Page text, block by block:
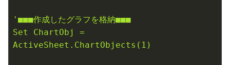
'■■■作成したグラフを格納■■■
Set ChartObj =
ActiveSheet.ChartObjects(1)